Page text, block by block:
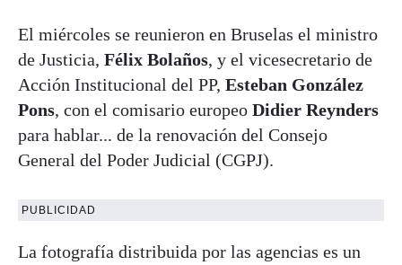
El miércoles se reunieron en Bruselas el ministro
de Justicia, Félix Bolaños, y el vicesecretario de
Acción Institucional del PP, Esteban González
Pons, con el comisario europeo Didier Reynders
para hablar... de la renovación del Consejo
General del Poder Judicial (CGPJ).
PUBLICIDAD
La fotografía distribuida por las agencias es un